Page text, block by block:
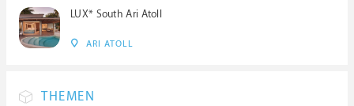
LUX* South Ari Atoll
ARI ATOLL
THEMEN